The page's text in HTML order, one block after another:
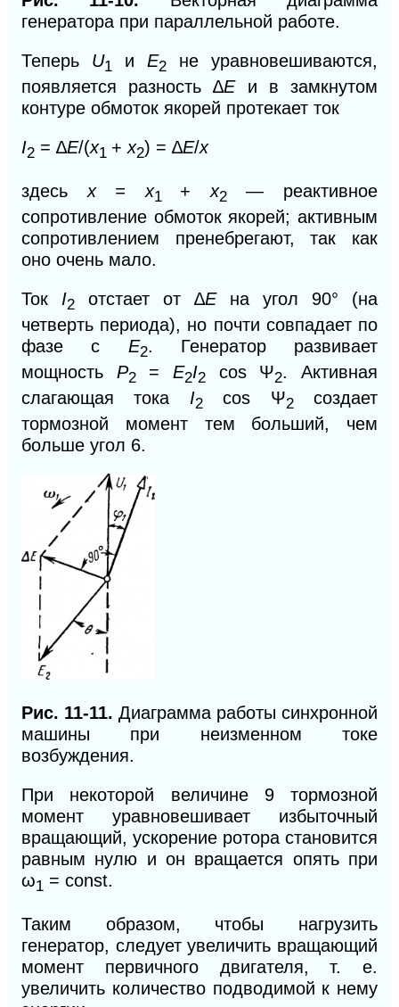
генератора при параллельной работе.
Теперь U1 и Е2
не уравновешиваются,
появляется разность∆Е и в замкнутом
контуре обмоток якорей протекает ток
I2 = ∆E/(х1 + х2) = ∆E/x
здесь х = х1 + х2
— реактивное
сопротивление обмоток якорей; активным
сопротивлением пренебрегают, так как
оно очень мало.
Ток I2 отстает от ∆E
на угол 90° (на
четверть периода), но почти совпадает по
фазе с Е2.
Генератор развивает
мощность Р2 = E2I2 cos Ψ2. Активная
слагающая тока I2cos Ψ2создает
тормозной момент тем больший, чем
больше угол 6.
Рис. 11-11. Диаграмма работы синхронной
машины при неизменном токе
возбуждения.
При некоторой величине 9 тормозной
момент уравновешивает избыточный
вращающий, ускорение ротора становится
равным нулю и он вращается опять при
ω1 = const.
Таким образом, чтобы нагрузить
генератор, следует увеличить вращающий
момент первичного двигателя, т. е.
увеличить количество подводимой к нему